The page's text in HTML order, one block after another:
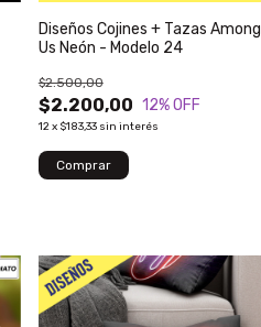
Diseños Cojines + Tazas Among
Us Neón - Modelo 24
$2.200,00
$2.500,00
12% OFF
12x $183,33 sin interés